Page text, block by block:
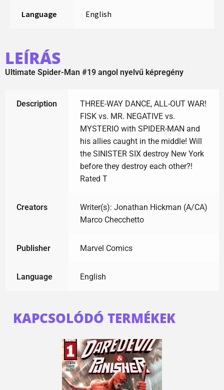
Language English
LEÍRÁS
Ultimate Spider-Man #19 angol nyelvű képregény
Description
THREE-WAY DANCE, ALL-OUT WAR!
FISK vs. MR. NEGATIVE vs.
MYSTERIO with SPIDER-MAN and
his allies caught in the middle! Will
the SINISTER SIX destroy New York
before they destroy each other?!
Rated T
Creators
Writer(s): Jonathan Hickman (A/CA)
Marco Checchetto
Publisher Marvel Comics
Language English
KAPCSOLÓDÓ TERMÉKEK